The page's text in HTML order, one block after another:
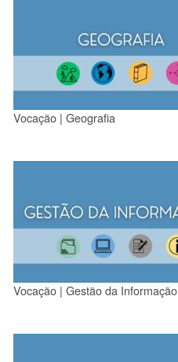
Vocação | Geografia
Vocação | Gestão da Informação